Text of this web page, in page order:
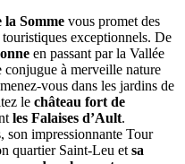
la Somme vous promet des
exceptionnels. De
en passant par la Vallée
conjugue à merveille nature
vous dans les jardins de
le château fort de
les Falaises d’Ault.
son impressionnante Tour
quartier Saint-Leu et sa